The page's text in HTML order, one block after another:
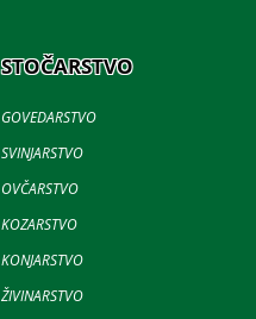
STOČARSTVO
GOVEDARSTVO
SVINJARSTVO
OVČARSTVO
KOZARSTVO
KONJARSTVO
ŽIVINARSTVO